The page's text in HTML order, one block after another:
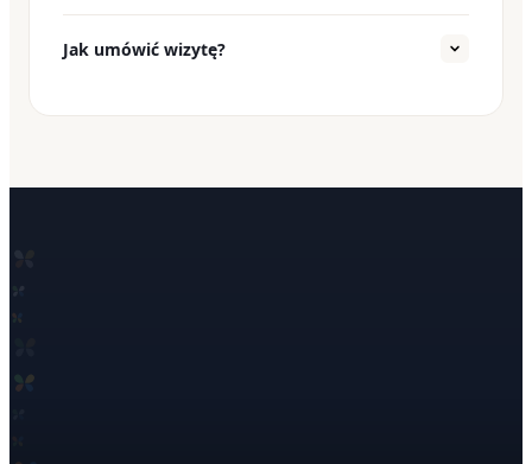
identyfikacja problemu i wspólne ustalenie
Jak umówić wizytę?
rezerwacja potwierdzana jest natychmiast.